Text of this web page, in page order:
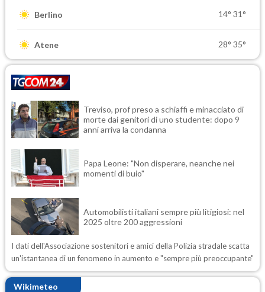
Berlino 14° 31°
Atene 28° 35°
Treviso, prof preso a schiaffi e minacciato di
morte dai genitori di uno studente: dopo 9
anni arriva la condanna
Papa Leone: "Non disperare, neanche nei
momenti di buio"
Automobilisti italiani sempre più litigiosi: nel
2025 oltre 200 aggressioni
I dati dell'Associazione sostenitori e amici della Polizia stradale scatta
un'istantanea di un fenomeno in aumento e "sempre più preoccupante"
Wikimeteo